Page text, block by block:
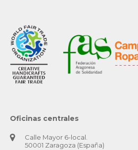
Oficinas centrales
Calle Mayor 6-local.
50001 Zaragoza (España)